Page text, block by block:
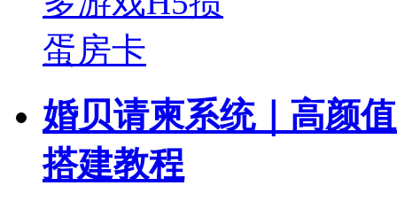
婚贝请柬系统｜高颜
搭建教程